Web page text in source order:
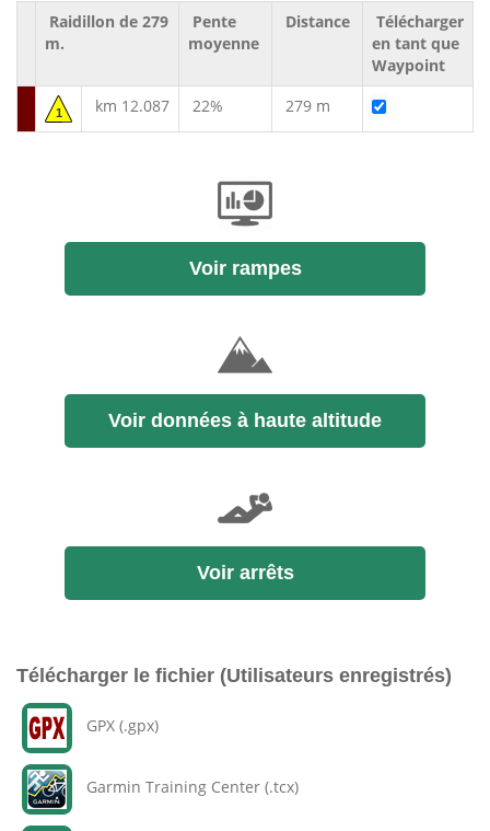
Raidillon de 279
m.
Pente
moyenne
Distance
Télécharger
en tant que
Waypoint
1 km 12.087 22% 279 m
Voir rampes
Voir données à haute altitude
Voir arrêts
Télécharger le fichier (Utilisateurs enregistrés)
GPX (.gpx)
Garmin Training Center (.tcx)